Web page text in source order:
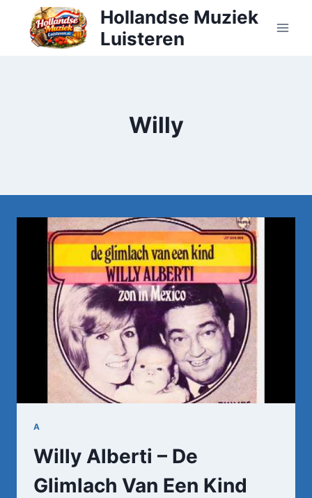
Doorgaan
inhoud
Hollandse Muziek
Luisteren
Willy
A
Willy Alberti – De
Glimlach Van Een Kind